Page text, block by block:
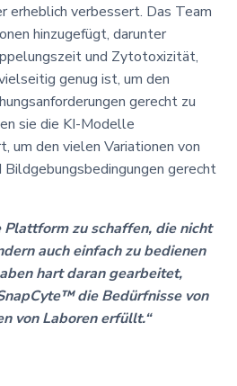
erheblich verbessert. Das Team
hinzugefügt, darunter
und Zytotoxizität,
genug ist, um den
gerecht zu
sie die KI-Modelle
um den vielen Variationen von
gerecht
Plattform zu schaffen, die nicht
auch einfach zu bedienen
hart daran gearbeitet,
die Bedürfnisse von
von Laboren erfüllt.“